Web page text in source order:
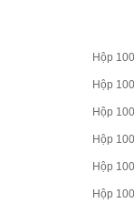
Hộp
Hộp
Hộp
Hộp
Hộp
Hộp